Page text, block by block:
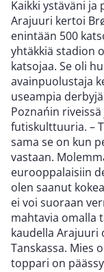
Kaikki ystäväni ja
Arajuuri kertoi
enintään 500
yhtäkkiä stadion
katsojaa. Se oli
avainpuolustaja
useampia
Poznańin
futiskulttuuria. –
sama se on kun
vastaan.
eurooppalaisiin
olen saanut
ei voi suoraan
mahtavia omalla
kaudella
Tanskassa. Mies
toppari on